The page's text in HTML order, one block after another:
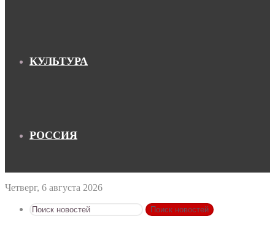
КУЛЬТУРА
РОССИЯ
Четверг, 6 августа 2026
Поиск новостей